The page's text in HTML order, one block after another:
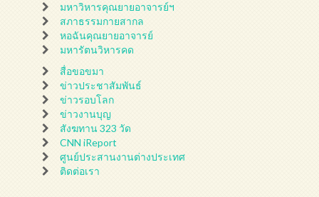
มหาวิหารคุณยายอาจารย์ฯ
สภาธรรมกายสากล
หอฉันคุณยายอาจารย์
มหารัตนวิหารคด
สื่อขอขมา
ข่าวประชาสัมพันธ์
ข่าวรอบโลก
ข่าวงานบุญ
สังฆทาน 323 วัด
CNN iReport
ศูนย์ประสานงานต่างประเทศ
ติดต่อเรา